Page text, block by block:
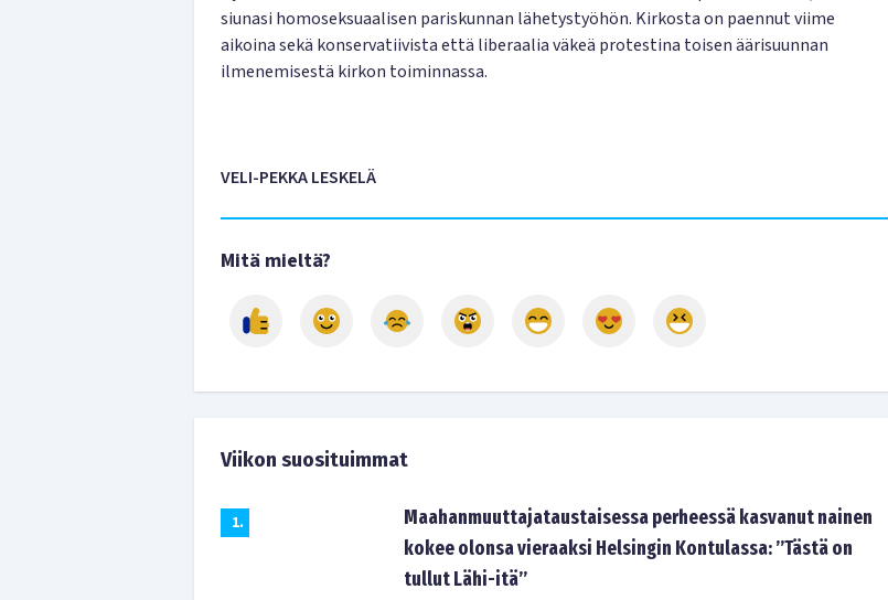
siunasi homoseksuaalisen pariskunnan lähetystyöhön. Kirkosta on paennut viime
aikoina sekä konservatiivista että liberaalia väkeä protestina toisen äärisuunnan
ilmenemisestä kirkon toiminnassa.
VELI-PEKKA LESKELÄ
Mitä mieltä?
Viikon suosituimmat
1.
Maahanmuuttajataustaisessa perheessä kasvanut nainen
kokee olonsa vieraaksi Helsingin Kontulassa: ”Tästä on
tullut Lähi-itä”